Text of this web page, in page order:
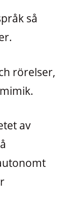
så
rörelser,
av